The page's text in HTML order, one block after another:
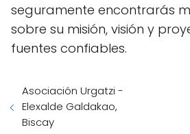
seguramente encontrarás
sobre su misión, visión y
fuentes confiables.
Asociación Urgatzi -
Elexalde Galdakao,
Biscay